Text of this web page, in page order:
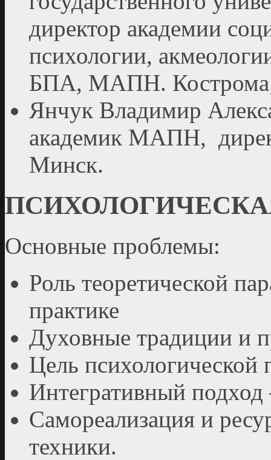
директор академии
психологии,
БПА, МАПН.
Янчук Владимир
академик МАПН,
Минск.
Основные проблемы:
Роль теоретической
практике
Духовные традиции и
Цель психологической
Интегративный подход
Самореализация и
техники.